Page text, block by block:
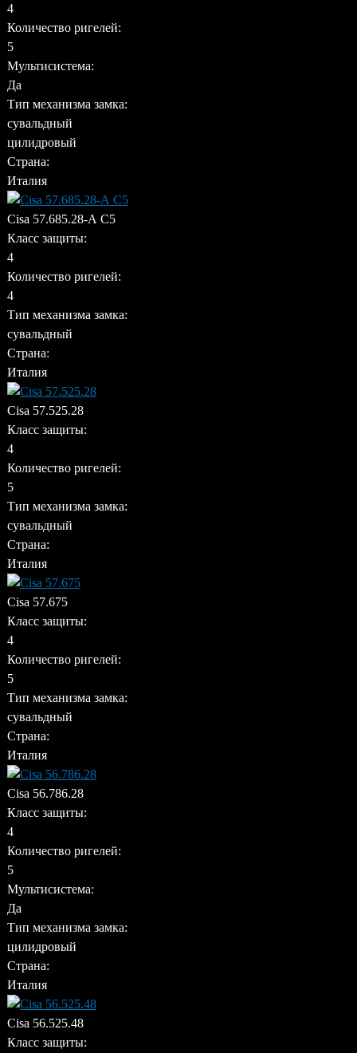
4
Количество ригелей:
5
Мультисистема:
Да
Тип механизма замка:
сувальдный
цилидровый
Страна:
Италия
Cisa 57.685.28-А C5
Класс защиты:
4
Количество ригелей:
4
Тип механизма замка:
сувальдный
Страна:
Италия
Cisa 57.525.28
Класс защиты:
4
Количество ригелей:
5
Тип механизма замка:
сувальдный
Страна:
Италия
Cisa 57.675
Класс защиты:
4
Количество ригелей:
5
Тип механизма замка:
сувальдный
Страна:
Италия
Cisa 56.786.28
Класс защиты:
4
Количество ригелей:
5
Мультисистема:
Да
Тип механизма замка:
цилидровый
Страна:
Италия
Cisa 56.525.48
Класс защиты: